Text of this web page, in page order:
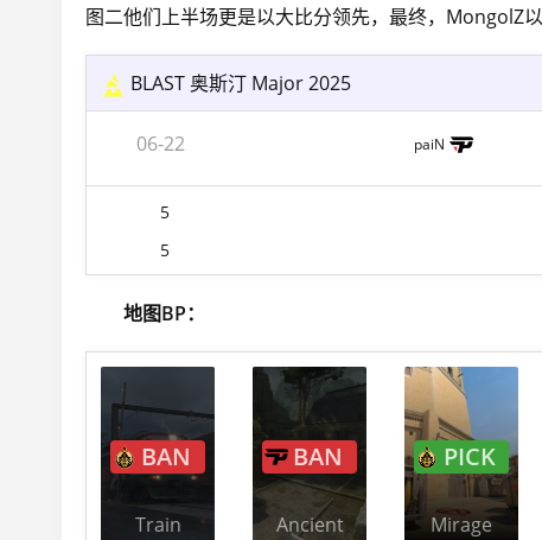
图二他们上半场更是以大比分领先，最终，MongolZ
BLAST 奥斯汀 Major 2025
06-22 paiN
5
5
地图BP：
BAN
Train
BAN
Ancient
PICK
Mirage